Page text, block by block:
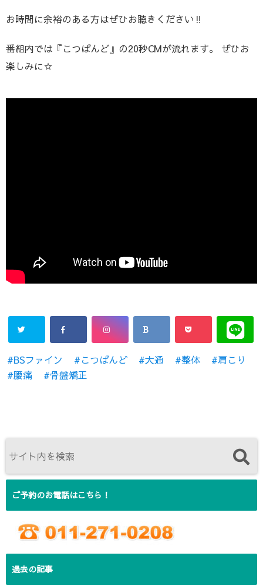
お時間に余裕のある方はぜひお聴きください‼
番組内では『こつばんど』の20秒CMが流れます。 ぜひお
楽しみに☆
BSファイン こつばんど 大通 整体
肩こり
腰痛
骨盤矯正
ご予約のお電話はこちら！
過去の記事